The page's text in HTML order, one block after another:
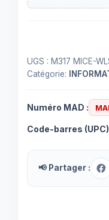
UGS : M317 MICE-
Catégorie:
Numéro MAD :
Code-barres
📢 Partager :